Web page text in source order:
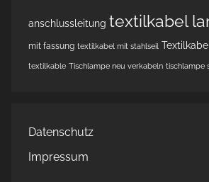
anschlussleitung textilkabel
mit fassung textilkabel mit stahlseil
textilkable Tischlampe neu verkabeln tischlampe
Datenschutz
Impressum